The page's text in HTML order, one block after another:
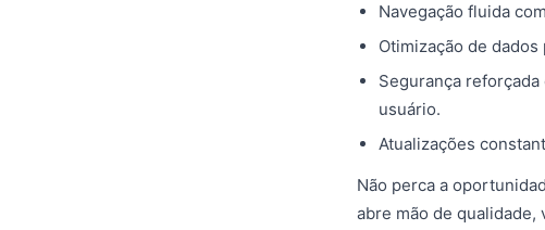
Navegação fluida
Otimização de
Segurança
usuário.
Atualizações
Não perca a
abre mão de qualidade,